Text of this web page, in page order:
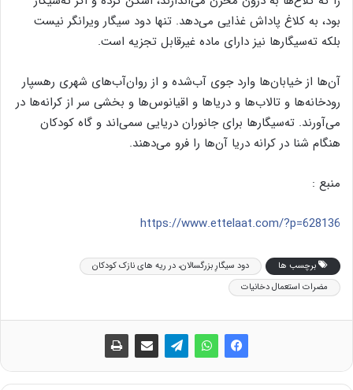
بود، به کلاغ پاداش غذایی می‌دهد. تنها دود سیگار ویرانگر نیست
بلکه ته‌سیگارها نیز دارای ماده غیرقابل تجزیه‌ است.
آن‌ها از خیابان‌ها وارد جوی آب‌شده و از روان‌آب‌های شهری رهسپار
رودخانه‌ها و تالاب‌ها و دریاها و اقیانوس‌ها و بخشی سر از کرانه‌ها در
می‌آورند. ته‌سیگارها برای جانوران دریایی سمی‌اند و گاه کودکان
هنگام شنا در کرانه دریا آن‌ها را فرو می‌دهند.
منبع :
https://www.ettelaat.com/?p=628136
برچسب ها
دود سیگارِ بزرگسالان‌، در ریه های نازک کودکان
مضرات استعمال دخانیات